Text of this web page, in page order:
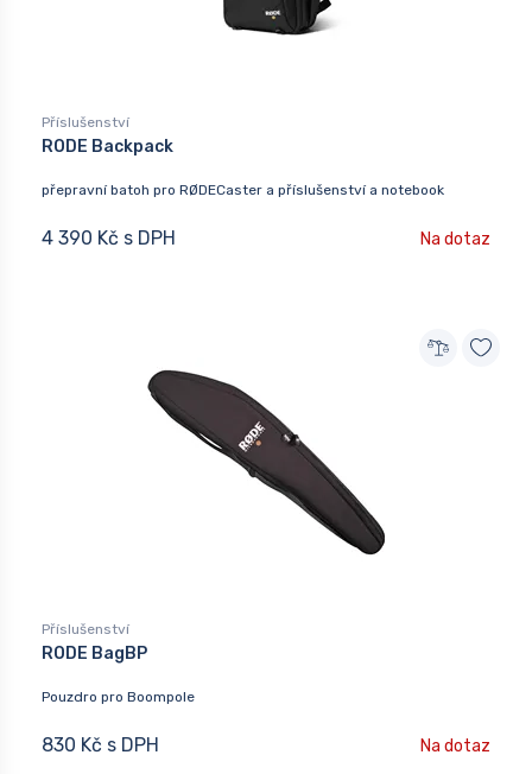
Příslušenství
RODE Backpack
přepravní batoh pro RØDECaster a příslušenství a notebook
4 390 Kč s DPH Na dotaz
Příslušenství
RODE BagBP
Pouzdro pro Boompole
830 Kč s DPH Na dotaz